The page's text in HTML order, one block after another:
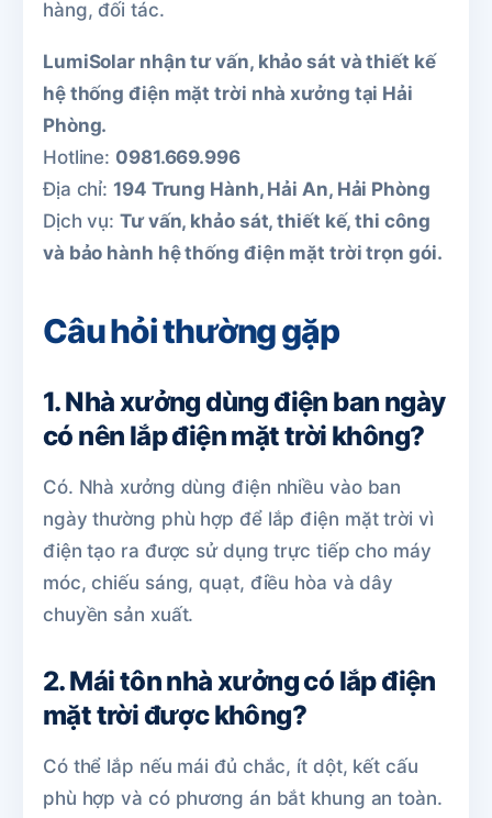
hàng, đối tác.
LumiSolar nhận tư vấn, khảo sát và thiết kế
hệ thống điện mặt trời nhà xưởng tại Hải
Phòng.
Hotline: 0981.669.996
Địa chỉ: 194 Trung Hành, Hải An, Hải Phòng
Dịch vụ:Tư vấn, khảo sát, thiết kế, thi công
và bảo hành hệ thống điện mặt trời trọn gói.
Câu hỏi thường gặp
1. Nhà xưởng dùng điện ban ngày
có nên lắp điện mặt trời không?
Có. Nhà xưởng dùng điện nhiều vào ban
ngày thường phù hợp để lắp điện mặt trời vì
điện tạo ra được sử dụng trực tiếp cho máy
móc, chiếu sáng, quạt, điều hòa và dây
chuyền sản xuất.
2. Mái tôn nhà xưởng có lắp điện
mặt trời được không?
Có thể lắp nếu mái đủ chắc, ít dột, kết cấu
phù hợp và có phương án bắt khung an toàn.